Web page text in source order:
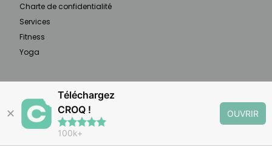
À PROPOS
CROQ est un rééquilibrage alimentaire qui vous
aide à planifier vos repas selon 3 objectifs :
Charte de confidentialité
Services
Fitness
Yoga
✕
Téléchargez
CROQ !
100k+
OUVRIR